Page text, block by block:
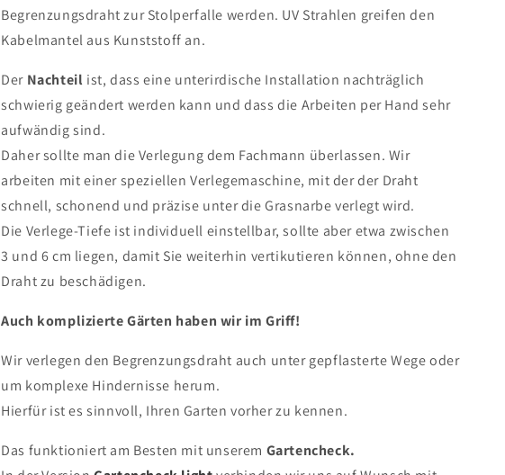
Begrenzungsdraht zur Stolperfalle werden. UV Strahlen greifen den
Kabelmantel aus Kunststoff an.
Der Nachteil ist, dass eine unterirdische Installation nachträglich
schwierig geändert werden kann und dass die Arbeiten per Hand sehr
aufwändig sind.
Daher sollte man die Verlegung dem Fachmann überlassen. Wir
arbeiten mit einer speziellen Verlegemaschine, mit der der Draht
schnell, schonend und präzise unter die Grasnarbe verlegt wird.
Die Verlege-Tiefe ist individuell einstellbar, sollte aber etwa zwischen
3 und 6 cm liegen, damit Sie weiterhin vertikutieren können, ohne den
Draht zu beschädigen.
Auch komplizierte Gärten haben wir im Griff!
Wir verlegen den Begrenzungsdraht auch unter gepflasterte Wege oder
um komplexe Hindernisse herum.
Hierfür ist es sinnvoll, Ihren Garten vorher zu kennen.
Das funktioniert am Besten mit unserem Gartencheck.